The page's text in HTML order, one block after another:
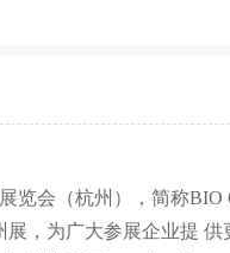
览会（杭州），简称
，为广大参展企业提